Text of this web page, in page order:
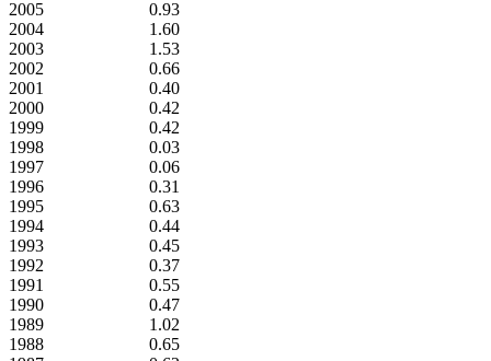
2005
0.93
2004
1.60
2003
1.53
2002
0.66
2001
0.40
2000
0.42
1999
0.42
1998
0.03
1997
0.06
1996
0.31
1995
0.63
1994
0.44
1993
0.45
1992
0.37
1991
0.55
1990
0.47
1989
1.02
1988
0.65